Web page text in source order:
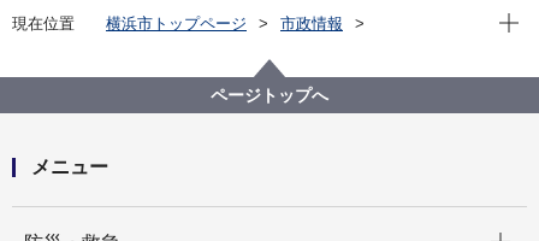
現在位置 横浜市トップページ
市政情報
会計年度任用職員採用募集
【募集は終了しました】【医療局】会計年度任用職員
（感染管理士 月額職） 募集（令和７年４月１日採用）
現在
ページトップへ
メニュー